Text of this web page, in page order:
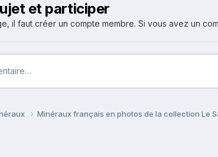
et participer
il faut créer un compte membre. Si vous avez un
Minéraux français en photos de la collection Le